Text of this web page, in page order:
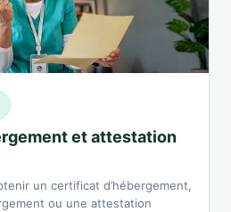
et attestation
un certificat d’hébergement,
ou une attestation